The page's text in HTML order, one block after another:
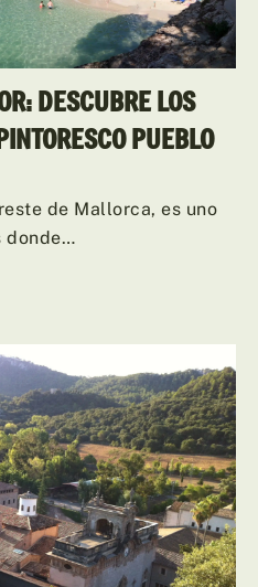
DESCUBRE LOS
PUEBLO
de Mallorca, es uno
donde…